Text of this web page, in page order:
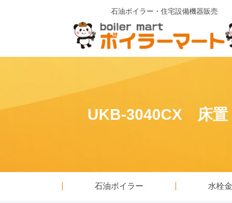
石油ボイラー・住宅設備機器販売
UKB-3040CX 床置
石油ボイラー 水栓